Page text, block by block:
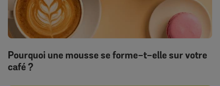
Pourquoi une mousse se forme-t-elle sur votre
café ?